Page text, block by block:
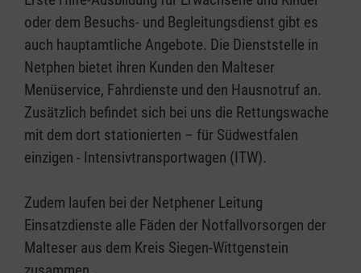
oder dem Besuchs- und Begleitungsdienst gibt es
auch hauptamtliche Angebote. Die Dienststelle in
Netphen bietet ihren Kunden den Malteser
Menüservice, Fahrdienste und den Hausnotruf an.
Zusätzlich befindet sich bei uns die Rettungswache
mit dem dort stationierten – für Südwestfalen
einzigen - Intensivtransportwagen (ITW).
Zudem laufen bei der Netphener Leitung
Einsatzdienste alle Fäden der Notfallvorsorgen der
Malteser aus dem Kreis Siegen-Wittgenstein